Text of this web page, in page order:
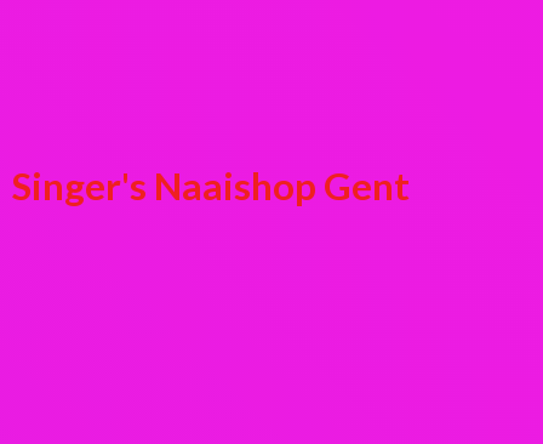
Singer's Naaishop Gent